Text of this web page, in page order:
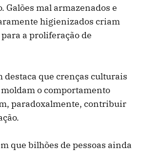
Galões mal armazenados e
higienizados criam
a proliferação de
destaca que crenças culturais
o comportamento
paradoxalmente, contribuir
que bilhões de pessoas ainda